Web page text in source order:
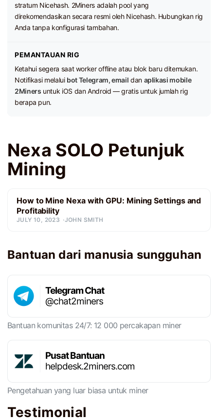
stratum Nicehash. 2Miners adalah pool yang
direkomendasikan secara resmi oleh Nicehash. Hubungkan rig
Anda tanpa konfigurasi tambahan.
PEMANTAUAN RIG
Ketahui segera saat worker offline atau blok baru ditemukan.
Notifikasi melalui bot Telegram, email dan aplikasi mobile
2Miners untuk iOS dan Android — gratis untuk jumlah rig
berapa pun.
Nexa SOLO Petunjuk
Mining
How to Mine Nexa with GPU: Mining Settings and
Profitability
JULY 10, 2023 JOHN SMITH
Bantuan dari manusia sungguhan
Telegram Chat
@chat2miners
Bantuan komunitas 24/7: 12 000 percakapan miner
Pusat Bantuan
helpdesk.2miners.com
Pengetahuan yang luar biasa untuk miner
Testimonial